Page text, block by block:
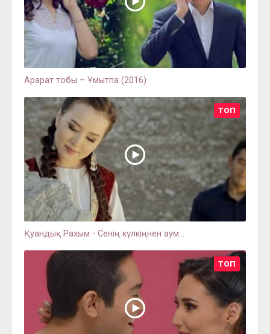
Арарат тобы – Ұмытпа (2016)
ТОП
Қуандық Рахым - Сенің күлкіңнен аум...
ТОП